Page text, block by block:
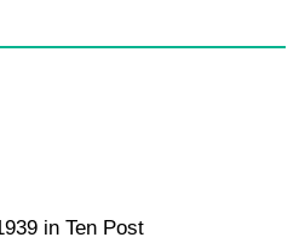
in Ten Post